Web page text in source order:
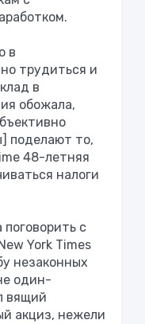
в
трудиться и
в
обожала,
поделают то,
48-летняя
налоги
поговорить с
York Times
незаконных
один-
вящий
акциз, нежели